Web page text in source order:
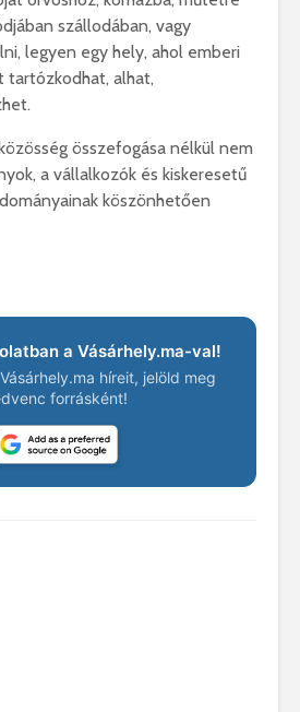
szállodában, vagy
legyen egy hely, ahol emberi
tartózkodhat, alhat,
összefogása nélkül nem
a vállalkozók és kiskeresetű
köszönhetően
a Vásárhely.ma-val!
híreit, jelöld meg
forrásként!